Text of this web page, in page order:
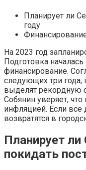
Планирует ли
году
На 2023 год
Подготовка
финансирование.
следующих три года,
выделят рекордную
Собянин уверяет,
инфляцией. Если все
возвратятся в
Планирует ли
покидать